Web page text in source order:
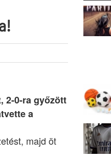
2-0-ra győzött
a
majd öt